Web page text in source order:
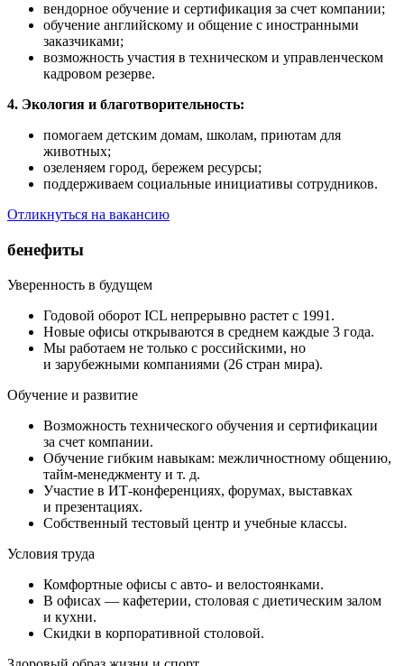
вендорное обучение и сертификация за счет компании;
обучение английскому и общение с иностранными
заказчиками;
возможность участия в техническом и управленческом
кадровом резерве.
4. Экология и благотворительность:
помогаем детским домам, школам, приютам для
животных;
озеленяем город, бережем ресурсы;
поддерживаем социальные инициативы сотрудников.
Отликнуться на вакансию
бенефиты
Уверенность в будущем
Годовой оборот ICL непрерывно растет с 1991.
Новые офисы открываются в среднем каждые 3 года.
Мы работаем не только с российскими, но
и зарубежными компаниями (26 стран мира).
Обучение и развитие
Возможность технического обучения и сертификации
за счет компании.
Обучение гибким навыкам: межличностному общению,
тайм-менеджменту и т. д.
Участие в ИТ-конференциях, форумах, выставках
и презентациях.
Собственный тестовый центр и учебные классы.
Условия труда
Комфортные офисы с авто- и велостоянками.
В офисах — кафетерии, столовая с диетическим залом
и кухни.
Скидки в корпоративной столовой.